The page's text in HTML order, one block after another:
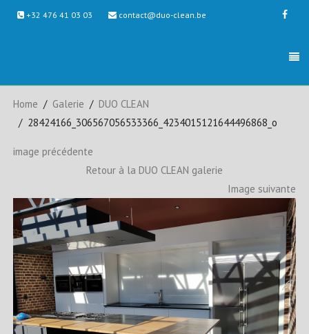
+32 476 41 03 03 contact@duo-clean.be
Home Galerie
DUO CLEAN
28424166_306567056533366_4234015121644496868_o
image précédente
Retour à la DUO CLEAN galerie
Image suivante